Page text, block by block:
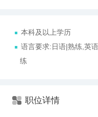
本科及以上学历
语言要求:日语|熟练,英
练
职位详情